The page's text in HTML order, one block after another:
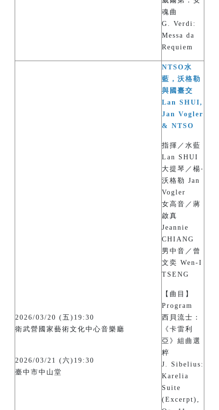
魂曲
G. Verdi:
Messa da
Requiem
2026/03/20 (五)19:30
衛武營國家藝術文化中心音樂廳
2026/03/21 (六)19:30
臺中市中山堂
NTSO水
藍，沃格勒
與國臺交
Lan SHUI,
Jan Vogler
& NTSO
指揮／水藍
Lan SHUI
大提琴／楊‧
沃格勒 Jan
Vogler
女高音／蔣
啟真
Jeannie
CHIANG
男中音／曾
文奕 Wen-I
TSENG
【曲目】
Program
西貝流士：
《卡雷利
亞》組曲選
粹
J. Sibelius:
Karelia
Suite
(Excerpt),